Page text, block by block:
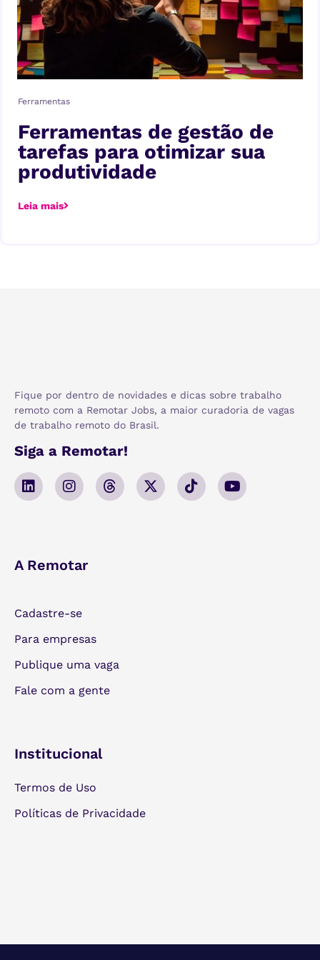
Ferramentas
Ferramentas de gestão de
tarefas para otimizar sua
produtividade
Leia mais
Fique por dentro de novidades e dicas sobre trabalho
remoto com a Remotar Jobs, a maior curadoria de vagas
de trabalho remoto do Brasil.
Siga a Remotar!
A Remotar
Cadastre-se
Para empresas
Publique uma vaga
Fale com a gente
Institucional
Termos de Uso
Políticas de Privacidade